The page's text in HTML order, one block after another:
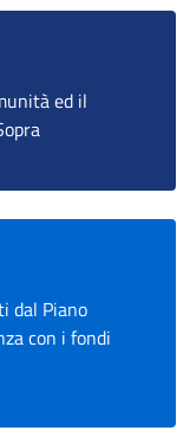
ed il
dal Piano
con i fondi